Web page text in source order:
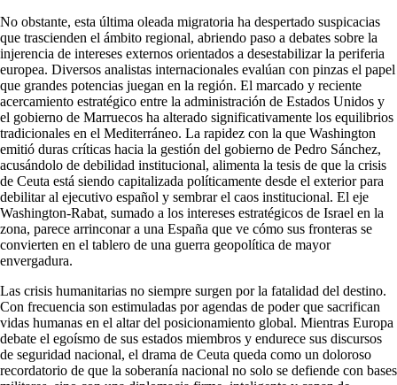
No obstante, esta última oleada migratoria ha despertado suspicacias
que trascienden el ámbito regional, abriendo paso a debates sobre la
injerencia de intereses externos orientados a desestabilizar la periferia
europea. Diversos analistas internacionales evalúan con pinzas el papel
que grandes potencias juegan en la región. El marcado y reciente
acercamiento estratégico entre la administración de Estados Unidos y
el gobierno de Marruecos ha alterado significativamente los equilibrios
tradicionales en el Mediterráneo. La rapidez con la que Washington
emitió duras críticas hacia la gestión del gobierno de Pedro Sánchez,
acusándolo de debilidad institucional, alimenta la tesis de que la crisis
de Ceuta está siendo capitalizada políticamente desde el exterior para
debilitar al ejecutivo español y sembrar el caos institucional. El eje
Washington-Rabat, sumado a los intereses estratégicos de Israel en la
zona, parece arrinconar a una España que ve cómo sus fronteras se
convierten en el tablero de una guerra geopolítica de mayor
envergadura.
Las crisis humanitarias no siempre surgen por la fatalidad del destino.
Con frecuencia son estimuladas por agendas de poder que sacrifican
vidas humanas en el altar del posicionamiento global. Mientras Europa
debate el egoísmo de sus estados miembros y endurece sus discursos
de seguridad nacional, el drama de Ceuta queda como un doloroso
recordatorio de que la soberanía nacional no solo se defiende con bases